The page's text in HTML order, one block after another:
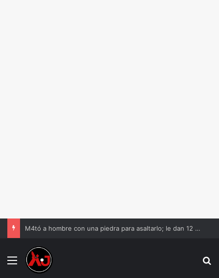
M4tó a hombre con una piedra para asaltarlo; le dan 12 años de cárcel
Menu